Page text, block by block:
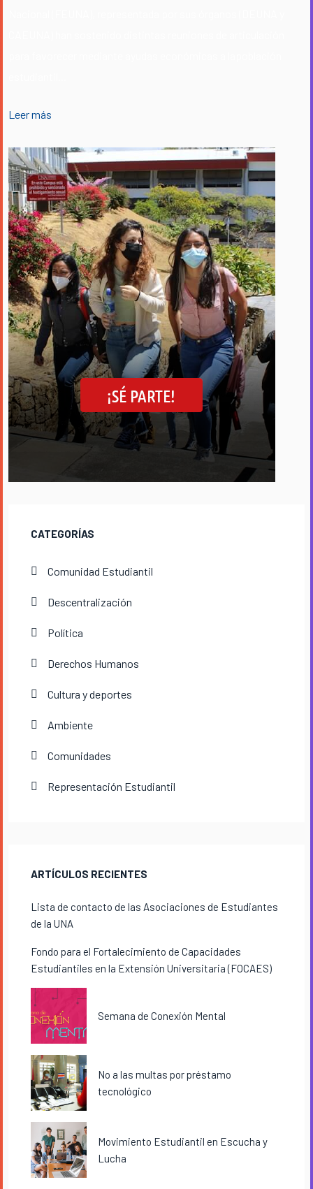
Leer más
CATEGORÍAS
Comunidad Estudiantil
Descentralización
Política
Derechos Humanos
Cultura y deportes
Ambiente
Comunidades
Representación Estudiantil
ARTÍCULOS RECIENTES
Lista de contacto de las Asociaciones de Estudiantes
de la UNA
Fondo para el Fortalecimiento de Capacidades
Estudiantiles en la Extensión Universitaria (FOCAES)
Semana de Conexión Mental
No a las multas por préstamo
tecnológico
Movimiento Estudiantil en Escucha y
Lucha